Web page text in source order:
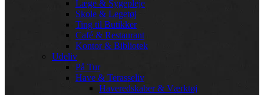
Læge & Sygepleje
Skole & Legetøj
Ting til Butikker
Café & Restaurant
Kontor & Bibliotek
Udeliv
På Tur
Have & Terasseliv
Haveredskaber & Værktøj